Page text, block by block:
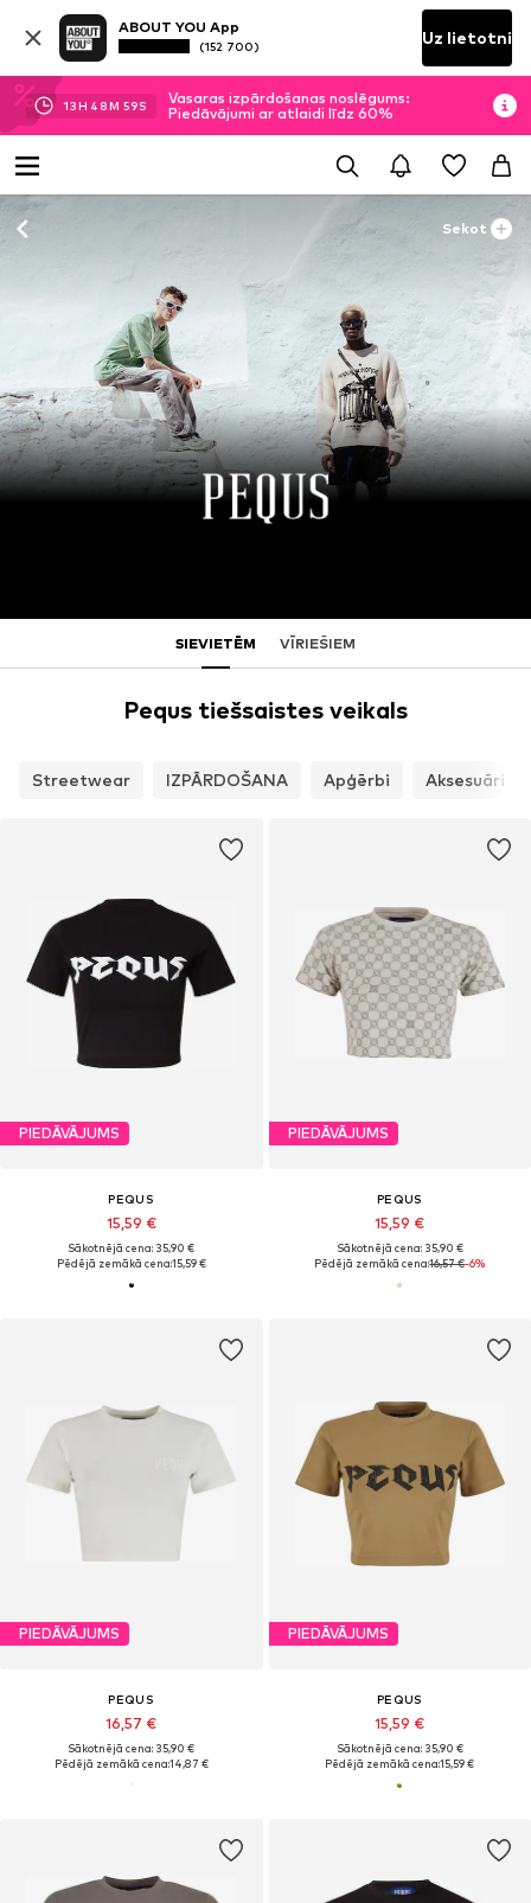
ABOUT YOU App
(152 700) Uz lietotni
13H 48M 57S
Vasaras izpārdošanas noslēgums:
Piedāvājumi ar atlaidi līdz 60%
Sekot
SIEVIETĒM VĪRIEŠIEM
Pequs tiešsaistes veikals
Streetwear IZPĀRDOŠANA Apģērbi Aksesuāri
PIEDĀVĀJUMS
PEQUS
15,59 €
Sākotnējā cena: 35,90 €
Pēdējā zemākā cena:15,59 €
PIEDĀVĀJUMS
PEQUS
15,59 €
Sākotnējā cena: 35,90 €
Pēdējā zemākā cena:16,57 €-6%
PIEDĀVĀJUMS
PEQUS
16,57 €
Sākotnējā cena: 35,90 €
Pēdējā zemākā cena:14,87 €
PIEDĀVĀJUMS
PEQUS
15,59 €
Sākotnējā cena: 35,90 €
Pēdējā zemākā cena:15,59 €